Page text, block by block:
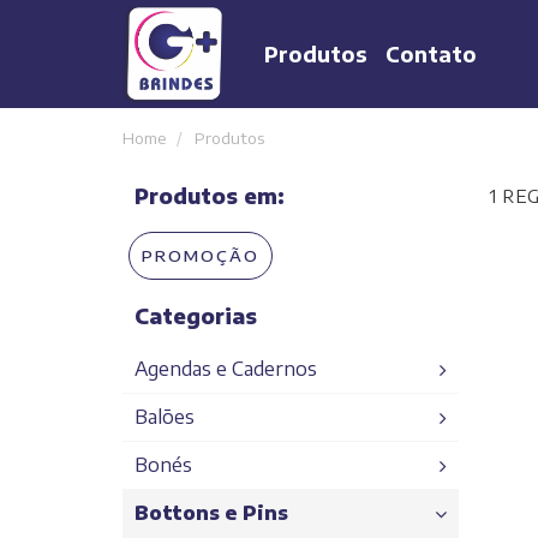
Produtos Contato
Home Produtos
Produtos em:
PROMOÇÃO
Categorias
Agendas e Cadernos
Agendas
Cadernos
Balões
Balões em geral
Bonés
Bonés em Geral
Bottons e Pins
1